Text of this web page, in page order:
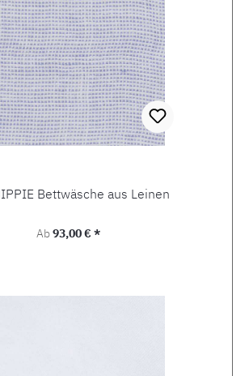
Bettwäsche aus Leinen
Regulärer Preis:
Ab93,00 € *